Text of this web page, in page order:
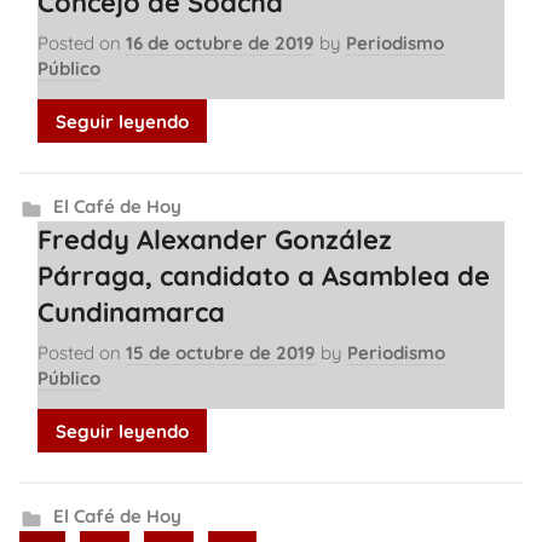
Posted on 16 de octubre de 2019 by Periodismo
Público
Seguir leyendo
El Café de Hoy
Freddy Alexander González
Párraga, candidato a Asamblea de
Cundinamarca
Posted on 15 de octubre de 2019 by Periodismo
Público
Seguir leyendo
El Café de Hoy